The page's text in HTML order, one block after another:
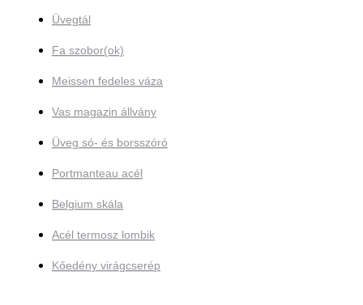
Üvegtál
Fa szobor(ok)
Meissen fedeles váza
Vas magazin állvány
Üveg só- és borsszóró
Portmanteau acél
Belgium skála
Acél termosz lombik
Kőedény virágcserép